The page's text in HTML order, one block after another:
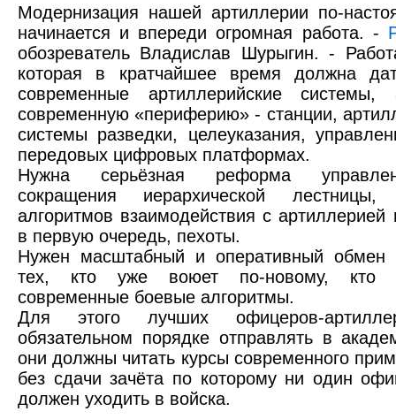
Модернизация нашей артиллерии по-
начинается и впереди огромная работа. -
обозреватель Владислав Шурыгин. -
которая в кратчайшее время должна
современные артиллерийские
современную «периферию» - станции,
системы разведки, целеуказания,
передовых цифровых платформах.
Нужна серьёзная реформа
сокращения иерархической
алгоритмов взаимодействия с
в первую очередь, пехоты.
Нужен масштабный и оперативный обмен
тех, кто уже воюет по-новому, кто
современные боевые алгоритмы.
Для этого лучших офицеров-
обязательном порядке отправлять в
они должны читать курсы современного
без сдачи зачёта по которому ни один
должен уходить в войска.